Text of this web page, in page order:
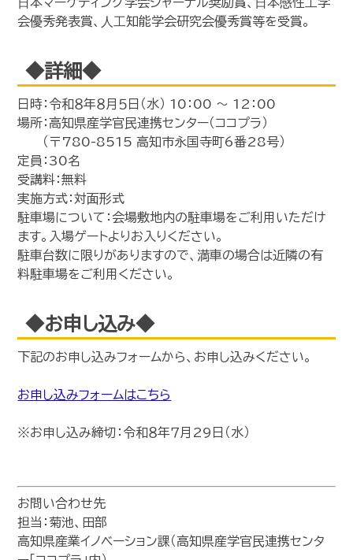
会優秀発表賞、⼈⼯知能学会研究会優秀賞等を受賞。
◆詳細◆
日時：令和８年８月５日（水） 10：00 ～ 12：00
場所：高知県産学官民連携センター（ココプラ）
（〒780-8515 高知市永国寺町6番28号）
定員：30名
受講料：無料
実施方式：対面形式
駐車場について：会場敷地内の駐車場をご利用いただけ
ます。入場ゲートよりお入りください。
駐車台数に限りがありますので、満車の場合は近隣の有
料駐車場をご利用ください。
◆お申し込み◆
下記のお申し込みフォームから、お申し込みください。
お申し込みフォームはこちら
※お申し込み締切：令和８年７月29日（水）
お問い合わせ先
担当：菊池、田部
高知県産業イノベーション課（高知県産学官民連携センタ